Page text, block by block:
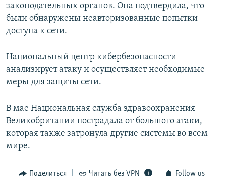
ELIFBE
УКРАИНСКАЯ ПРОБЛЕМА КРЫМА
законодательных органов. Она подтвердила, что
были обнаружены неавторизованные попытки
доступа к сети.
Национальный центр кибербезопасности
анализирует атаку и осуществляет необходимые
меры для защиты сети.
В мае Национальная служба здравоохранения
Великобритании пострадала от большого атаки,
которая также затронула другие системы во всем
мире.
Поделиться Читать без VPN Follow us